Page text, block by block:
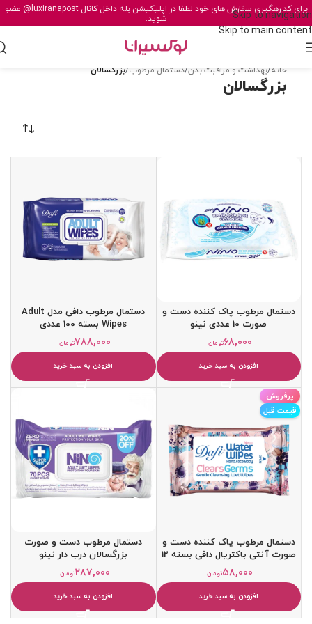
Skip to navigation
Skip to main content
برای کد رهگیری سفارش های خود لطفا در اپلیکیشن بله داخل کانال@luxiranapost عضو
شوید.
خانه/بهداشت و مراقبت بدن/دستمال مرطوب/بزرگسالان
بزرگسالان
دستمال مرطوب پاک کننده دست و
صورت 10 عددی نینو
تومان۶۸,۰۰۰
افزودن به سبد خرید
دستمال مرطوب دافی مدل Adult
Wipes بسته 100 عددی
تومان۷۸۸,۰۰۰
افزودن به سبد خرید
پرفروش
قیمت قبل
دستمال مرطوب پاک کننده دست و
صورت آنتی باکتریال دافی بسته 12
عددی تومان۵۸,۰۰۰
افزودن به سبد خرید
دستمال مرطوب دست و صورت
بزرگسالان درب دار نینو
تومان۲۸۷,۰۰۰
افزودن به سبد خرید